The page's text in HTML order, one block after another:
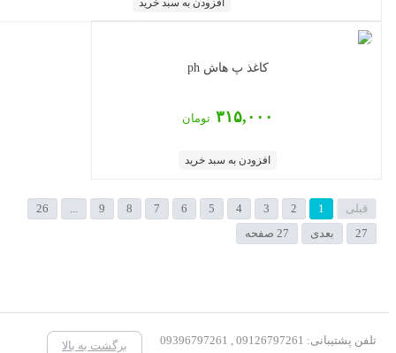
افزودن به سبد خرید
کاغذ پ هاش ph
۳۱۵,۰۰۰ تومان
افزودن به سبد خرید
قبلی
بعدی
تلفن پشتیبانی: 09126797261 , 09396797261 برگشت به بالا